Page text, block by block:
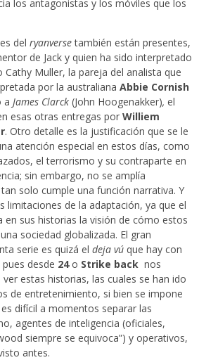
los antagonistas y los móviles que los
del ryanversetambién están presentes,
de Jack y quien ha sido interpretado
Cathy Muller, la pareja del analista que
por la australiana Abbie Cornish
a James Clarck (John Hoogenakker), el
esas otras entregas por Williem
. Otro detalle es la justificación que se le
atención especial en estos días, como
el terrorismo y su contraparte en
sin embargo, no se amplía
solo cumple una función narrativa. Y
limitaciones de la adaptación, ya que el
sus historias la visión de cómo estos
sociedad globalizada. El gran
serie es quizá el deja vú que hay con
desde 24o Strike back nos
estas historias, las cuales se han ido
de entretenimiento, si bien se impone
es difícil a momentos separar las
agentes de inteligencia (oficiales,
siempre se equivoca”) y operativos,
antes.